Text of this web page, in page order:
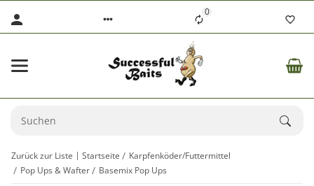
0
Zurück zur Liste Startseite
Karpfenköder/Futtermittel
Pop Ups & Wafter
Basemix Pop Ups